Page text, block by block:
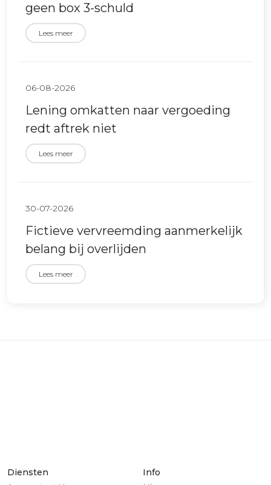
geen box 3-schuld
Lees meer
06-08-2026
Lening omkatten naar vergoeding
redt aftrek niet
Lees meer
30-07-2026
Fictieve vervreemding aanmerkelijk
belang bij overlijden
Lees meer
Diensten
Info